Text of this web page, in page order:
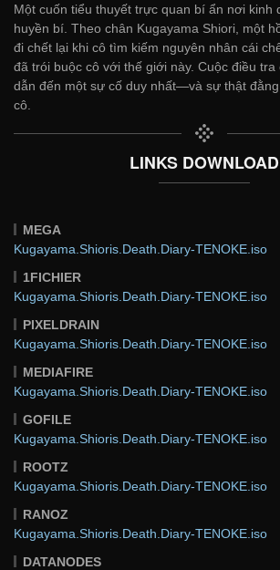
Một cuốn tiểu thuyết trực quan bí ẩn nơi kinh
huyền bí. Theo chân Kugayama Shiori, một
đi chết lại khi cô tìm kiếm nguyên nhân cái
đã trói buộc cô với thế giới này. Cuộc điều tra
dẫn đến một sự cố duy nhất—và sự thật
cô.
LINKS DOWNLOAD
MEGA
Kugayama.Shioris.Death.Diary-TENOKE.iso
1FICHIER
Kugayama.Shioris.Death.Diary-TENOKE.iso
PIXELDRAIN
Kugayama.Shioris.Death.Diary-TENOKE.iso
MEDIAFIRE
Kugayama.Shioris.Death.Diary-TENOKE.iso
GOFILE
Kugayama.Shioris.Death.Diary-TENOKE.iso
ROOTZ
Kugayama.Shioris.Death.Diary-TENOKE.iso
RANOZ
Kugayama.Shioris.Death.Diary-TENOKE.iso
DATANODES